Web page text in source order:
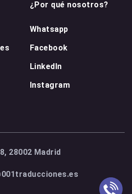
¿Por qué nosotros?
Whatsapp
Facebook
LinkedIn
Instagram
28002 Madrid